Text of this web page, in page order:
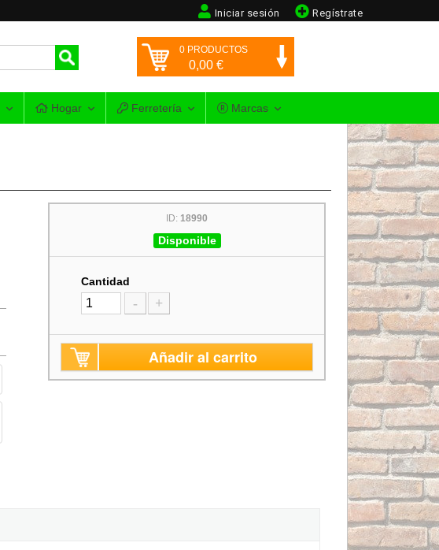
Regístrate
Iniciar sesión
0 PRODUCTOS
0,00 €
Hogar Ferretería Marcas
ID: 18990
Disponible
Cantidad
- +
Añadir al carrito